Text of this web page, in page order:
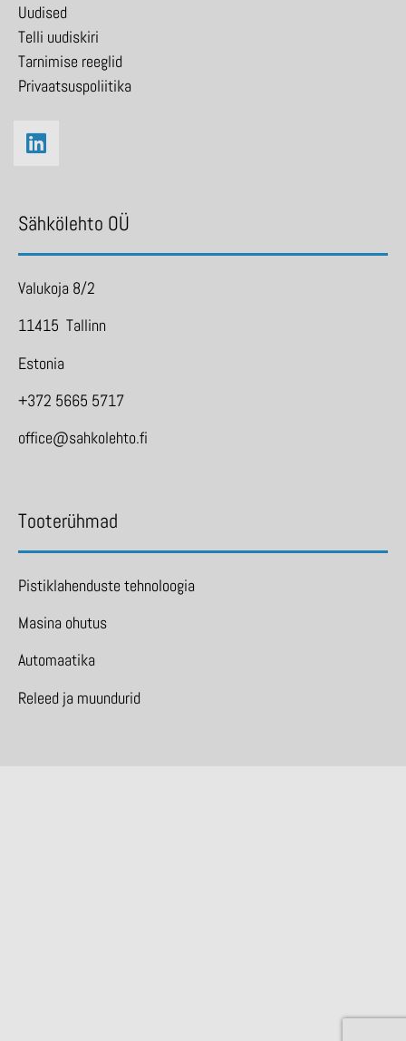
Uudised
Telli uudiskiri
Tarnimise reeglid
Privaatsuspoliitika
Sähkölehto OÜ
Valukoja 8/2
11415 Tallinn
Estonia
+372 5665 5717
office@sahkolehto.fi
Tooterühmad
Pistiklahenduste tehnoloogia
Masina ohutus
Automaatika
Releed ja muundurid